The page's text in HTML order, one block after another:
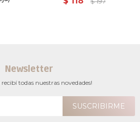
Newsletter
recibí todas nuestras novedades!
SUSCRIBIRME